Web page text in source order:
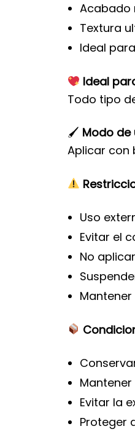
Acabado
Textura
Ideal
Ideal
Todo tipo
🖌 Modo de
Aplicar con
Uso
Evitar el
No
Evitar la
Proteger